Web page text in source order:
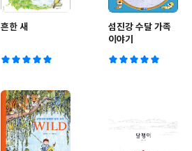
흔한 새
섬진강 수달 가족
이야기